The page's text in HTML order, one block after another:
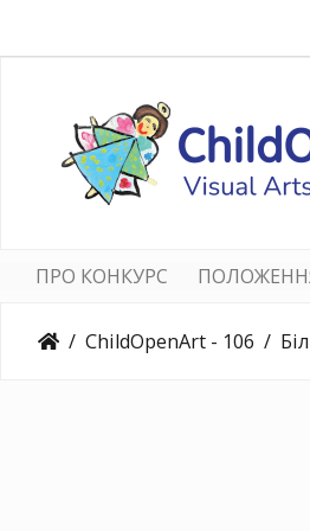
ПРО КОНКУРС
ChildOpenArt - 106